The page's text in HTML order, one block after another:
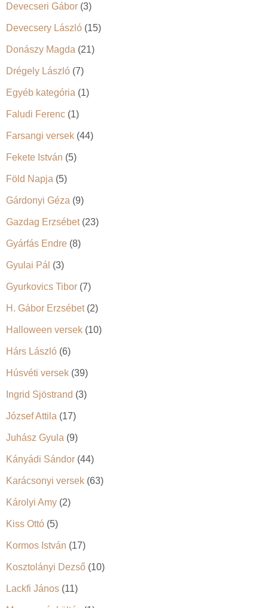
Devecseri Gábor (3)
Devecsery László (15)
Donászy Magda (21)
Drégely László (7)
Egyéb kategória (1)
Faludi Ferenc (1)
Farsangi versek (44)
Fekete István (5)
Föld Napja (5)
Gárdonyi Géza (9)
Gazdag Erzsébet(23)
Gyárfás Endre (8)
Gyulai Pál (3)
Gyurkovics Tibor (7)
H. Gábor Erzsébet(2)
Halloween versek (10)
Hárs László (6)
Húsvéti versek (39)
Ingrid Sjöstrand (3)
József Attila (17)
Juhász Gyula (9)
Kányádi Sándor (44)
Karácsonyi versek (63)
Károlyi Amy (2)
Kiss Ottó (5)
Kormos István (17)
Kosztolányi Dezső (10)
Lackfi János (11)